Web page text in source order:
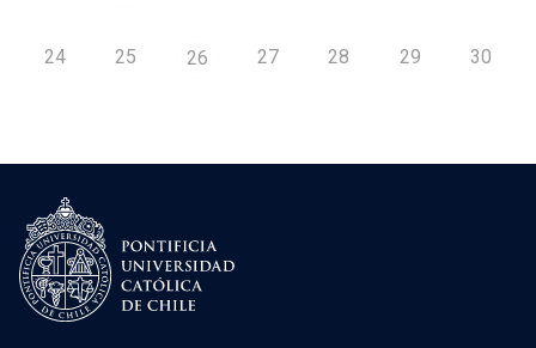
24 25 26 27 28 29 30